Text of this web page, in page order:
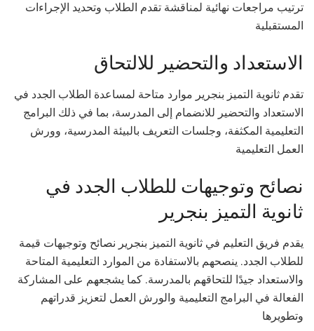
ترتيب مراجعات نهائية لمناقشة تقدم الطلاب وتحديد الإجراءات
المستقبلية
الاستعداد والتحضير للالتحاق
تقدم ثانوية التميز بنجرير موارد متاحة لمساعدة الطلاب الجدد في
الاستعداد والتحضير للانضمام إلى المدرسة، بما في ذلك البرامج
التعليمية المكثفة، وجلسات التعريف بالبيئة المدرسية، وورش
العمل التعليمية
نصائح وتوجيهات للطلاب الجدد في
ثانوية التميز بنجرير
يقدم فريق التعليم في ثانوية التميز بنجرير نصائح وتوجيهات قيمة
للطلاب الجدد. ينصحهم بالاستفادة من الموارد التعليمية المتاحة
والاستعداد جيدًا للتحاقهم بالمدرسة. كما يشجعهم على المشاركة
الفعالة في البرامج التعليمية والورش العمل لتعزيز قدراتهم
وتطويرها